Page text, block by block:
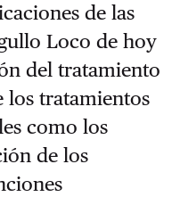
de las
Loco de hoy
del tratamiento
los tratamientos
como los
de los